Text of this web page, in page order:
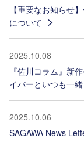
【重要なお知らせ
について
2025.10.08
『佐川コラム』新
イバーといつも一
2025.10.06
SAGAWA News